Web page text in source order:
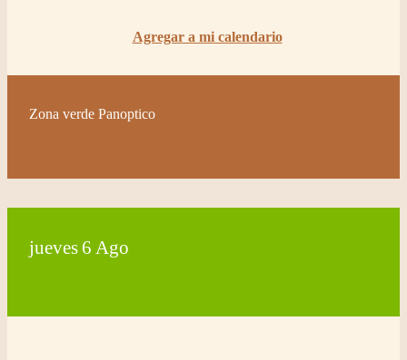
Agregar a mi calendario
Zona verde Panoptico
jueves 6 Ago